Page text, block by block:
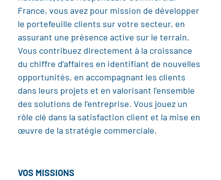
France, vous avez pour mission de développer
le portefeuille clients sur votre secteur, en
assurant une présence active sur le terrain.
Vous contribuez directement à la croissance
du chiffre d’affaires en identifiant de nouvelles
opportunités, en accompagnant les clients
dans leurs projets et en valorisant l’ensemble
des solutions de l’entreprise. Vous jouez un
rôle clé dans la satisfaction client et la mise en
œuvre de la stratégie commerciale.
VOS MISSIONS